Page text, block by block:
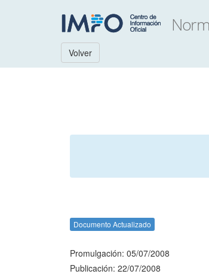
Volver
Documento Actualizado
Promulgación: 05/07/2008
Publicación: 22/07/2008